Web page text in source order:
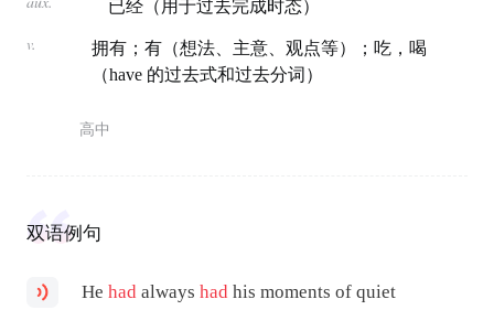
已经（用于过去完成时态）
v.
拥有；有（想法、主意、观点等）；吃，喝
（have 的过去式和过去分词）
高中
双语例句
Hehad alwayshad his moments of quiet